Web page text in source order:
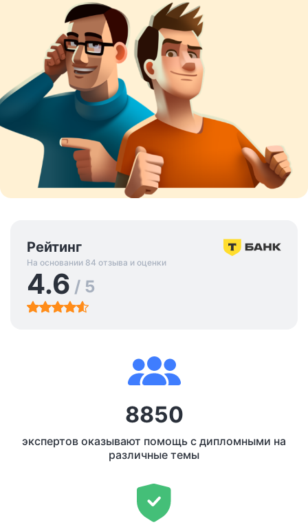
Рейтинг
На основании 84 отзыва и оценки
4.6 / 5
8850
экспертов оказывают помощь с дипломными на
различные темы